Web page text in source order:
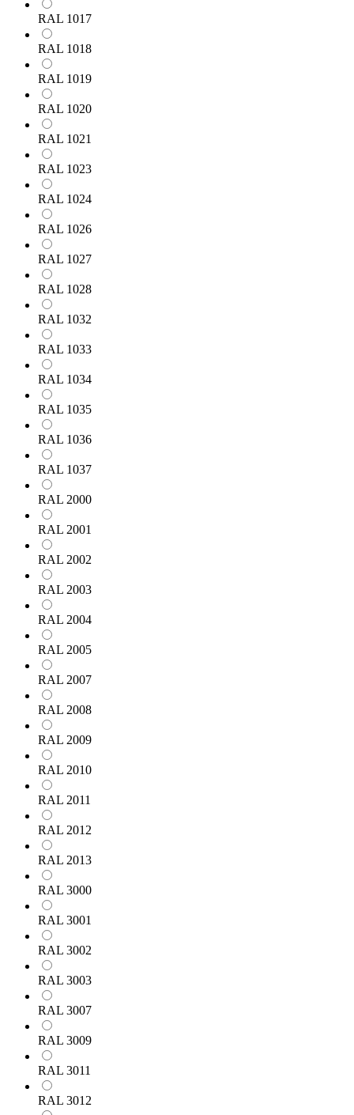
RAL 1017
RAL 1018
RAL 1019
RAL 1020
RAL 1021
RAL 1023
RAL 1024
RAL 1026
RAL 1027
RAL 1028
RAL 1032
RAL 1033
RAL 1034
RAL 1035
RAL 1036
RAL 1037
RAL 2000
RAL 2001
RAL 2002
RAL 2003
RAL 2004
RAL 2005
RAL 2007
RAL 2008
RAL 2009
RAL 2010
RAL 2011
RAL 2012
RAL 2013
RAL 3000
RAL 3001
RAL 3002
RAL 3003
RAL 3007
RAL 3009
RAL 3011
RAL 3012